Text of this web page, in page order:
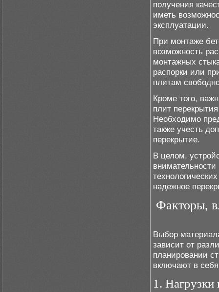
получения
иметь
эксплуатации.
При монтаже
возможность
монтажных
распорки или
плитам
Кроме того,
плит
Необходимо
также учесть
перекрытие.
В целом,
надежное
Факторы,
Выбор
зависит от
планировании
включают в
1. Нагрузки